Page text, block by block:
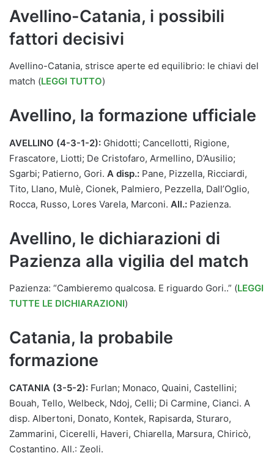
Avellino-Catania, i possibili
fattori decisivi
Avellino-Catania, strisce aperte ed equilibrio: le chiavi del
match (LEGGI TUTTO)
Avellino, la formazione ufficiale
AVELLINO (4-3-1-2): Ghidotti; Cancellotti, Rigione,
Frascatore, Liotti; De Cristofaro, Armellino, D’Ausilio;
Sgarbi; Patierno, Gori. A disp.: Pane, Pizzella, Ricciardi,
Tito, Llano, Mulè, Cionek, Palmiero, Pezzella, Dall’Oglio,
Rocca, Russo, Lores Varela, Marconi. All.: Pazienza.
Avellino, le dichiarazioni di
Pazienza alla vigilia del match
Pazienza: “Cambieremo qualcosa. E riguardo Gori..” (LEGGI
TUTTE LE DICHIARAZIONI)
Catania, la probabile
formazione
CATANIA (3-5-2): Furlan; Monaco, Quaini, Castellini;
Bouah, Tello, Welbeck, Ndoj, Celli; Di Carmine, Cianci. A
disp. Albertoni, Donato, Kontek, Rapisarda, Sturaro,
Zammarini, Cicerelli, Haveri, Chiarella, Marsura, Chiricò,
Costantino. All.: Zeoli.